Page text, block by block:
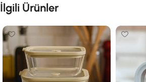
İlgili Ürünler